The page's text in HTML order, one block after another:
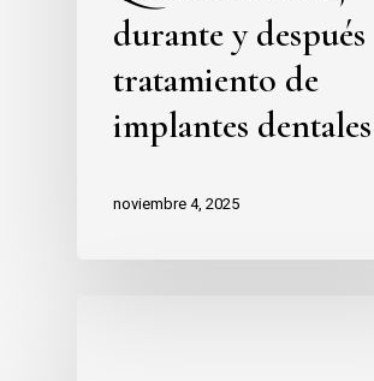
durante y
tratamiento de
implantes dentales
noviembre 4, 2025